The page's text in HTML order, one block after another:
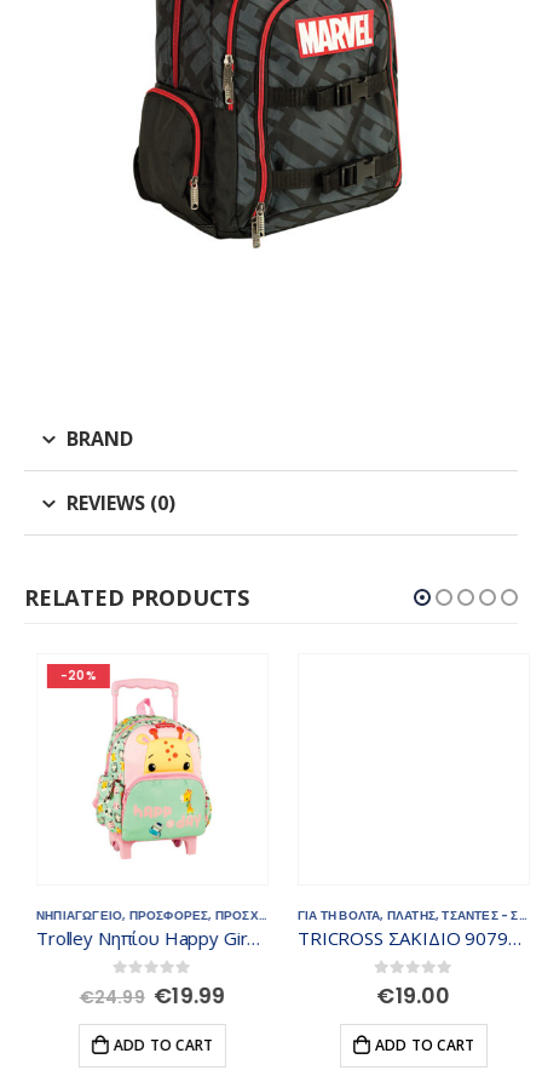
BRAND
REVIEWS (0)
RELATED PRODUCTS
-20%
ΝΗΠΙΑΓΩΓΕΙΟ,ΠΡΟΣΦΟΡΕΣ,ΠΡΟΣΧΟΛΙΚΗΣ ,ΤΣΑΝΤΕΣ - ΣΑΚΙΔΙΑ
Trolley Νηπίου Happy Giraffe Fisher Price
€24.99 Original
was:
€24.99.
€19.99Current
€19.99.
ADD TO CART
ΓΙΑ ΤΗ ΒΟΛΤΑ,ΠΛΑΤΗΣ,ΤΣΑΝΤΕΣ - ΣΑΚΙΔΙΑ
TRICROSS ΣΑΚΙΔΙΟ 907960-08
out of 5
€19.00
ADD TO CART